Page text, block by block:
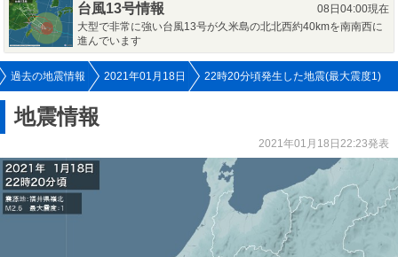
台風13号情報
08日04:00現在
大型で非常に強い台風13号が久米島の北北西約40kmを南南西に
進んでいます
過去の地震情報 2021年01月18日 22時20分頃発生した地震(最大震度1)
地震情報
2021年01月18日22:23発表